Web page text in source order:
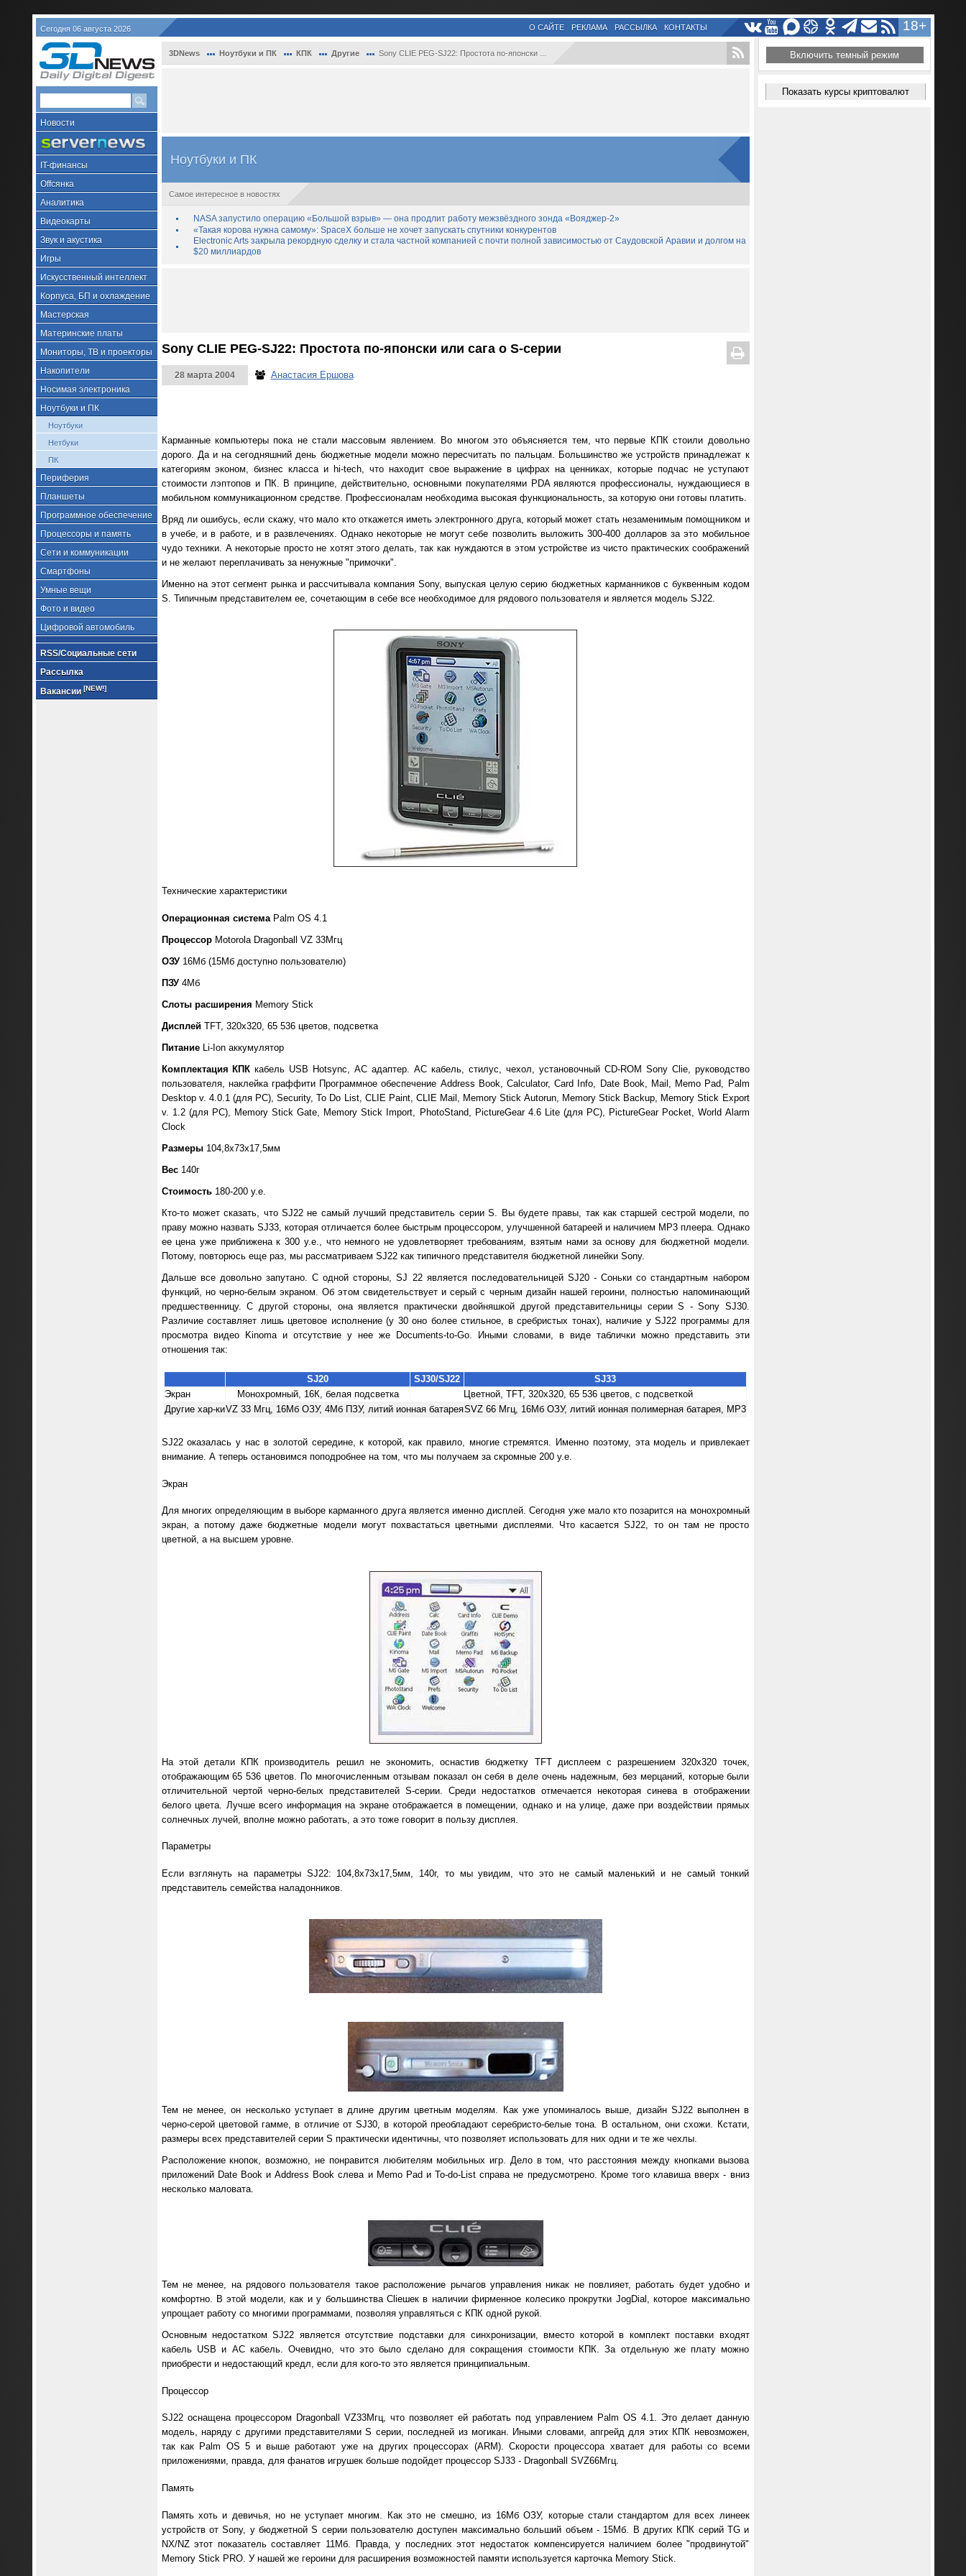
Сегодня 06 августа 2026 18+
О САЙТЕ РЕКЛАМА РАССЫЛКА КОНТАКТЫ
Новости
IT-финансы
Offсянка
Аналитика
Видеокарты
Звук и акустика
Игры
Искусственный интеллект
Корпуса, БП и охлаждение
Мастерская
Материнские платы
Мониторы, ТВ и проекторы
Накопители
Носимая электроника
Ноутбуки и ПК
Ноутбуки
Нетбуки
ПК
Периферия
Планшеты
Программное обеспечение
Процессоры и память
Сети и коммуникации
Смартфоны
Умные вещи
Фото и видео
Цифровой автомобиль
RSS/Социальные сети
Рассылка
Вакансии [NEW!]
3DNews Ноутбуки и ПК КПК Другие Sony CLIE PEG-SJ22: Простота по-японски ...
Ноутбуки и ПК
Самое интересное в новостях
NASA запустило операцию «Большой взрыв» — она продлит работу межзвёздного зонда «Вояджер-2»
«Такая корова нужна самому»: SpaceX больше не хочет запускать спутники конкурентов
Electronic Arts закрыла рекордную сделку и стала частной компанией с почти полной зависимостью от Саудовской Аравии и долгом на
$20 миллиардов
Sony CLIE PEG-SJ22: Простота по-японски или сага о S-серии
28 марта 2004 Анастасия Ершова
Карманные компьютеры пока не стали массовым явлением. Во многом это объясняется тем, что первые КПК стоили довольно
дорого. Да и на сегодняшний день бюджетные модели можно пересчитать по пальцам. Большинство же устройств принадлежат к
категориям эконом, бизнес класса и hi-tech, что находит свое выражение в цифрах на ценниках, которые подчас не уступают
стоимости лэптопов и ПК. В принципе, действительно, основными покупателями PDA являются профессионалы, нуждающиеся в
мобильном коммуникационном средстве. Профессионалам необходима высокая функциональность, за которую они готовы платить.
Вряд ли ошибусь, если скажу, что мало кто откажется иметь электронного друга, который может стать незаменимым помощником и
в учебе, и в работе, и в развлечениях. Однако некоторые не могут себе позволить выложить 300-400 долларов за это мобильное
чудо техники. А некоторые просто не хотят этого делать, так как нуждаются в этом устройстве из чисто практических соображений
и не желают переплачивать за ненужные "примочки".
Именно на этот сегмент рынка и рассчитывала компания Sony, выпуская целую серию бюджетных карманников с буквенным кодом
S. Типичным представителем ее, сочетающим в себе все необходимое для рядового пользователя и является модель SJ22.
Технические характеристики
Операционная системаPalm OS 4.1
ПроцессорMotorola Dragonball VZ 33Мгц
ОЗУ16Мб (15Мб доступно пользователю)
ПЗУ4Мб
Слоты расширения Memory Stick
ДисплейTFT, 320x320, 65 536 цветов, подсветка
ПитаниеLi-Ion аккумулятор
Комплектация КПК кабель USB Hotsync, АС адаптер. АС кабель, стилус, чехол, установочный CD-ROM Sony Clie, руководство
пользователя, наклейка граффити Программное обеспечение Address Book, Calculator, Card Info, Date Book, Mail, Memo Pad, Palm
Desktop v. 4.0.1 (для PC), Security, To Do List, CLIE Paint, CLIE Mail, Memory Stick Autorun, Memory Stick Backup, Memory Stick Export
v. 1.2 (для PC), Memory Stick Gate, Memory Stick Import, PhotoStand, PictureGear 4.6 Lite (для PC), PictureGear Pocket, World Alarm
Clock
Размеры104,8х73х17,5мм
Вес140г
Стоимость180-200 у.е.
Кто-то может сказать, что SJ22 не самый лучший представитель серии S. Вы будете правы, так как старшей сестрой модели, по
праву можно назвать SJ33, которая отличается более быстрым процессором, улучшенной батареей и наличием МР3 плеера. Однако
ее цена уже приближена к 300 у.е., что немного не удовлетворяет требованиям, взятым нами за основу для бюджетной модели.
Потому, повторюсь еще раз, мы рассматриваем SJ22 как типичного представителя бюджетной линейки Sony.
Дальше все довольно запутано. С одной стороны, SJ 22 является последовательницей SJ20 - Соньки со стандартным набором
функций, но черно-белым экраном. Об этом свидетельствует и серый с черным дизайн нашей героини, полностью напоминающий
предшественницу. С другой стороны, она является практически двойняшкой другой представительницы серии S - Sony SJ30.
Различие составляет лишь цветовое исполнение (у 30 оно более стильное, в сребристых тонах), наличие у SJ22 программы для
просмотра видео Kinoma и отсутствие у нее же Documents-to-Go. Иными словами, в виде таблички можно представить эти
отношения так:
SJ20 SJ30/SJ22
SJ33
Экран
Монохромный, 16К, белая подсветка
Цветной, TFT, 320х320, 65 536 цветов, с подсветкой
Другие хар-киVZ 33 Мгц, 16Мб ОЗУ, 4Мб ПЗУ, литий ионная батареяSVZ 66 Мгц, 16Мб ОЗУ, литий ионная полимерная батарея, МР3
SJ22 оказалась у нас в золотой середине, к которой, как правило, многие стремятся. Именно поэтому, эта модель и привлекает
внимание. А теперь остановимся поподробнее на том, что мы получаем за скромные 200 у.е.
Экран
Для многих определяющим в выборе карманного друга является именно дисплей. Сегодня уже мало кто позарится на монохромный
экран, а потому даже бюджетные модели могут похвастаться цветными дисплеями. Что касается SJ22, то он там не просто
цветной, а на высшем уровне.
На этой детали КПК производитель решил не экономить, оснастив бюджетку TFT дисплеем с разрешением 320х320 точек,
отображающим 65 536 цветов. По многочисленным отзывам показал он себя в деле очень надежным, без мерцаний, которые были
отличительной чертой черно-белых представителей S-серии. Среди недостатков отмечается некоторая синева в отображении
белого цвета. Лучше всего информация на экране отображается в помещении, однако и на улице, даже при воздействии прямых
солнечных лучей, вполне можно работать, а это тоже говорит в пользу дисплея.
Параметры
Если взглянуть на параметры SJ22: 104,8х73х17,5мм, 140г, то мы увидим, что это не самый маленький и не самый тонкий
представитель семейства наладонников.
Тем не менее, он несколько уступает в длине другим цветным моделям. Как уже упоминалось выше, дизайн SJ22 выполнен в
черно-серой цветовой гамме, в отличие от SJ30, в которой преобладают серебристо-белые тона. В остальном, они схожи. Кстати,
размеры всех представителей серии S практически идентичны, что позволяет использовать для них одни и те же чехлы.
Расположение кнопок, возможно, не понравится любителям мобильных игр. Дело в том, что расстояния между кнопками вызова
приложений Date Book и Address Book слева и Memo Pad и To-do-List справа не предусмотрено. Кроме того клавиша вверх - вниз
несколько маловата.
Тем не менее, на рядового пользователя такое расположение рычагов управления никак не повлияет, работать будет удобно и
комфортно. В этой модели, как и у большинства Clieшек в наличии фирменное колесико прокрутки JogDial, которое максимально
упрощает работу со многими программами, позволяя управляться с КПК одной рукой.
Основным недостатком SJ22 является отсутствие подставки для синхронизации, вместо которой в комплект поставки входят
кабель USB и АС кабель. Очевидно, что это было сделано для сокращения стоимости КПК. За отдельную же плату можно
приобрести и недостающий кредл, если для кого-то это является принципиальным.
Процессор
SJ22 оснащена процессором Dragonball VZ33Мгц, что позволяет ей работать под управлением Palm OS 4.1. Это делает данную
модель, наряду с другими представителями S серии, последней из могикан. Иными словами, апгрейд для этих КПК невозможен,
так как Palm OS 5 и выше работают уже на других процессорах (ARM). Скорости процессора хватает для работы со всеми
приложениями, правда, для фанатов игрушек больше подойдет процессор SJ33 - Dragonball SVZ66Мгц.
Память
Память хоть и девичья, но не уступает многим. Как это не смешно, из 16Мб ОЗУ, которые стали стандартом для всех линеек
устройств от Sony, у бюджетной S серии пользователю доступен максимально больший объем - 15Мб. В других КПК серий TG и
NX/NZ этот показатель составляет 11Мб. Правда, у последних этот недостаток компенсируется наличием более "продвинутой"
Memory Stick PRO. У нашей же героини для расширения возможностей памяти используется карточка Memory Stick.
Включить темный режим
Показать курсы криптовалют